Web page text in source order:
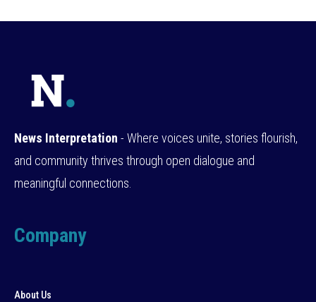
News Interpretation - Where voices unite, stories flourish,
and community thrives through open dialogue and
meaningful connections.
Company
About Us